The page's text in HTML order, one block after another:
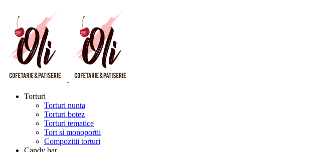
Torturi
Torturi nunta
Torturi botez
Torturi tematice
Tort si monoportii
Compozitii torturi
Candy bar